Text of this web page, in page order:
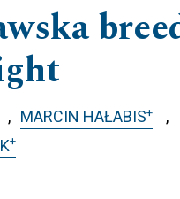
MARCIN HAŁABIS+
+